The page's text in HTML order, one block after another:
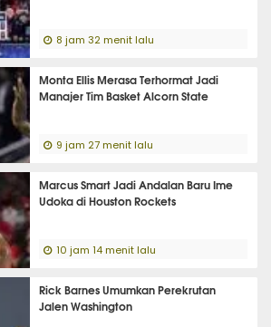
8 jam 32 menit lalu
Monta Ellis Merasa Terhormat Jadi
Manajer Tim Basket Alcorn State
9 jam 27 menit lalu
Marcus Smart Jadi Andalan Baru Ime
Udoka di Houston Rockets
10 jam 14 menit lalu
Rick Barnes Umumkan Perekrutan
Jalen Washington